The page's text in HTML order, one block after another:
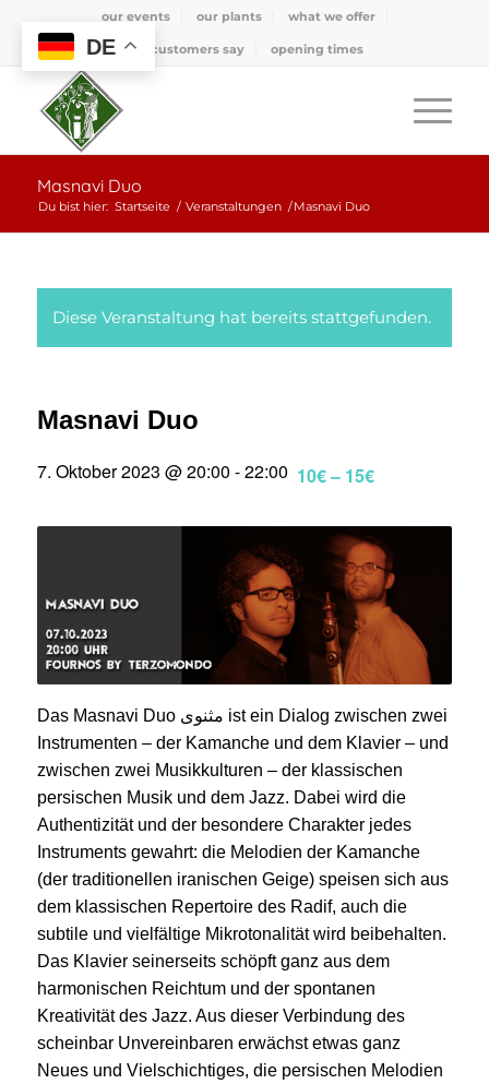
our events our plants what we offer
what customers say opening times
Masnavi Duo
Du bist hier: Startseite / Veranstaltungen /Masnavi Duo
Diese Veranstaltung hat bereits stattgefunden.
Masnavi Duo
7. Oktober 2023 @ 20:00 -22:00 10€ – 15€
Das Masnavi Duo مثنوى ist ein Dialog zwischen zwei
Instrumenten – der Kamanche und dem Klavier – und
zwischen zwei Musikkulturen – der klassischen
persischen Musik und dem Jazz. Dabei wird die
Authentizität und der besondere Charakter jedes
Instruments gewahrt: die Melodien der Kamanche
(der traditionellen iranischen Geige) speisen sich aus
dem klassischen Repertoire des Radif, auch die
subtile und vielfältige Mikrotonalität wird beibehalten.
Das Klavier seinerseits schöpft ganz aus dem
harmonischen Reichtum und der spontanen
Kreativität des Jazz. Aus dieser Verbindung des
scheinbar Unvereinbaren erwächst etwas ganz
Neues und Vielschichtiges, die persischen Melodien
DE